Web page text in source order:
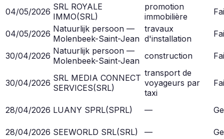
04/05/2026 SRL ROYALE
IMMO(SRL)
promotion
immobilière
04/05/2026 Natuurlijk persoon —
Molenbeek-Saint-Jean
travaux
d'installation
30/04/2026 Natuurlijk persoon —
Molenbeek-Saint-Jean construction
30/04/2026 SRL MEDIA CONNECT
SERVICES(SRL)
transport de
voyageurs par
taxi
28/04/2026 LUANY SPRL(SPRL) —
28/04/2026 SEEWORLD SRL(SRL) —